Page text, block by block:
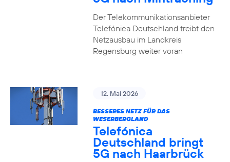
Der Telekommunikationsanbieter
Telefónica Deutschland treibt den
Netzausbau im Landkreis
Regensburg weiter voran
12. Mai 2026
BESSERES NETZ FÜR DAS
WESERBERGLAND
Telefónica
Deutschland bringt
5G nach Haarbrück